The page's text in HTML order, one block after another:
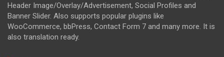
Header Image/Overlay/Advertisement, Social Profiles and
Banner Slider. Also supports popular plugins like
WooCommerce, bbPress, Contact Form 7 and many more. It is
also translation ready.